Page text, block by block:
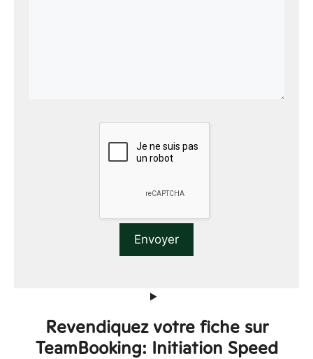
Revendiquez votre fiche sur
TeamBooking: Initiation Speed